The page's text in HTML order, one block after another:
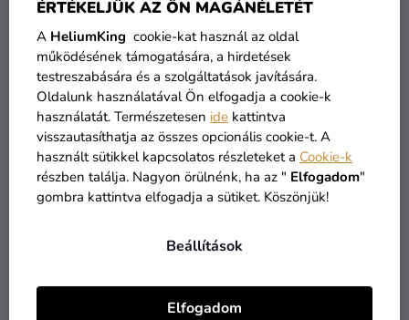
ÉRTÉKELJÜK AZ ÖN MAGÁNÉLETÉT
A HeliumKing cookie-kat használ az oldal
működésének támogatására, a hirdetések
testreszabására és a szolgáltatások javítására.
Oldalunk használatával Ön elfogadja a cookie-k
használatát. Természetesen ide kattintva
visszautasíthatja az összes opcionális cookie-t. A
használt sütikkel kapcsolatos részleteket a Cookie-k
részben találja. Nagyon örülnénk, ha az " Elfogadom"
gombra kattintva elfogadja a sütiket. Köszönjük!
Beállítások
Elfogadom
Fa asztalszámok
5 090 Ft
KOSÁRBA
Asztalszámozás - átlátszó
- arany 7 x 12 cm
1 380 Ft
KOSÁRBA